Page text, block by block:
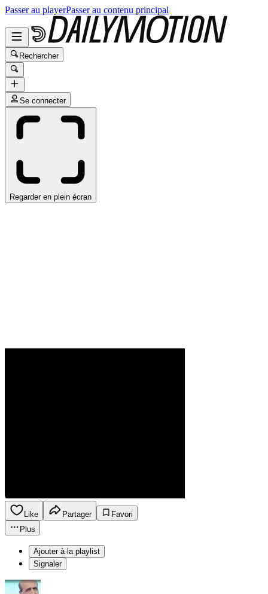
Passer au playerPasser au contenu principal
Rechercher
Se connecter
Regarder en plein écran
Like Partager
Favori
Plus
Ajouter à la playlist
Signaler